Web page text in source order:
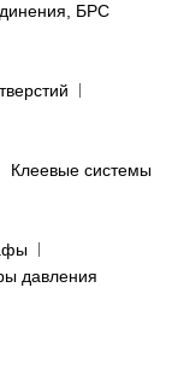
БРС
Клеевые системы
давления